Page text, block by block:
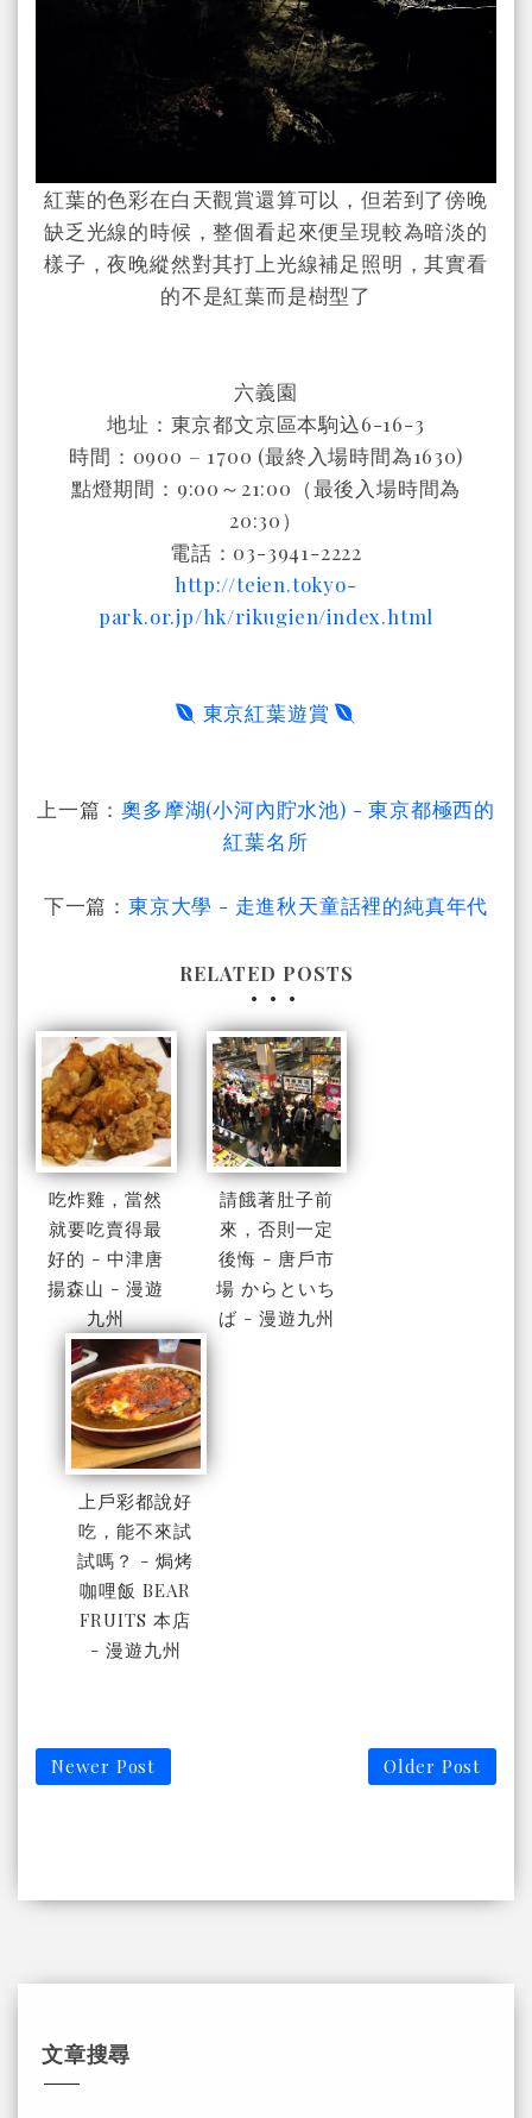
紅葉的色彩在白天觀賞還算可以，但若到了傍晚
缺乏光線的時候，整個看起來便呈現較為暗淡的
樣子，夜晚縱然對其打上光線補足照明，其實看
的不是紅葉而是樹型了
六義園
地址：東京都文京區本駒込6-16-3
時間：0900 – 1700 (最終入場時間為1630)
點燈期間：9:00～21:00（最後入場時間為
20:30）
電話：03-3941-2222
http://teien.tokyo-
park.or.jp/hk/rikugien/index.html
東京紅葉遊賞
上一篇：奧多摩湖(小河內貯水池) - 東京都極西的
紅葉名所
下一篇： 東京大學 - 走進秋天童話裡的純真年代
RELATED POSTS
吃炸雞，當然
就要吃賣得最
好的 - 中津唐
揚森山 - 漫遊
九州
請餓著肚子前
來，否則一定
後悔 - 唐戶市
場 からといち
ば - 漫遊九州
上戶彩都說好
吃，能不來試
試嗎？ - 焗烤
咖哩飯 BEAR
FRUITS 本店
- 漫遊九州
Newer Post Older Post
文章搜尋